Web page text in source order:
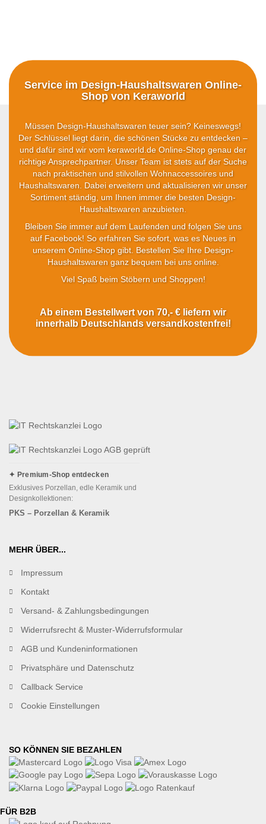
Service im Design-Haushaltswaren Online-
Shop von Keraworld
Müssen Design-Haushaltswaren teuer sein? Keineswegs!
Der Schlüssel liegt darin, die schönen Stücke zu entdecken –
und dafür sind wir vom keraworld.de Online-Shop genau der
richtige Ansprechpartner. Unser Team ist stets auf der Suche
nach praktischen und stilvollen Wohnaccessoires und
Haushaltswaren. Dabei erweitern und aktualisieren wir unser
Sortiment ständig, um Ihnen immer die besten Design-
Haushaltswaren anzubieten.
Bleiben Sie immer auf dem Laufenden und folgen Sie uns
auf Facebook! So erfahren Sie sofort, was es Neues in
unserem Online-Shop gibt. Bestellen Sie Ihre Design-
Haushaltswaren ganz bequem bei uns online.
Viel Spaß beim Stöbern und Shoppen!
Ab einem Bestellwert von 70,- € liefern wir
innerhalb Deutschlands versandkostenfrei!
✦ Premium-Shop entdecken
Exklusives Porzellan, edle Keramik und
Designkollektionen:
PKS – Porzellan & Keramik
MEHR ÜBER...
Impressum
Kontakt
Versand- & Zahlungsbedingungen
Widerrufsrecht & Muster-Widerrufsformular
AGB und Kundeninformationen
Privatsphäre und Datenschutz
Callback Service
Cookie Einstellungen
SO KÖNNEN SIE BEZAHLEN
FÜR B2B